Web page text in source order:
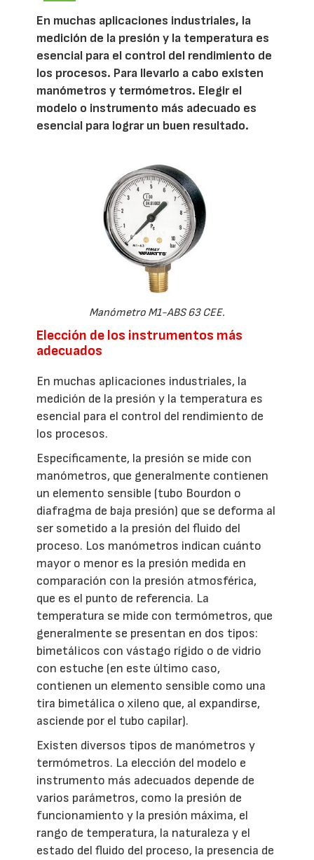
En muchas aplicaciones industriales, la
medición de la presión y la temperatura es
esencial para el control del rendimiento de
los procesos. Para llevarlo a cabo existen
manómetros y termómetros. Elegir el
modelo o instrumento más adecuado es
esencial para lograr un buen resultado.
Manómetro M1-ABS 63 CEE.
Elección de los instrumentos más
adecuados
En muchas aplicaciones industriales, la
medición de la presión y la temperatura es
esencial para el control del rendimiento de
los procesos.
Específicamente, la presión se mide con
manómetros, que generalmente contienen
un elemento sensible (tubo Bourdon o
diafragma de baja presión) que se deforma al
ser sometido a la presión del fluido del
proceso. Los manómetros indican cuánto
mayor o menor es la presión medida en
comparación con la presión atmosférica,
que es el punto de referencia. La
temperatura se mide con termómetros, que
generalmente se presentan en dos tipos:
bimetálicos con vástago rígido o de vidrio
con estuche (en este último caso,
contienen un elemento sensible como una
tira bimetálica o xileno que, al expandirse,
asciende por el tubo capilar).
Existen diversos tipos de manómetros y
termómetros. La elección del modelo e
instrumento más adecuados depende de
varios parámetros, como la presión de
funcionamiento y la presión máxima, el
rango de temperatura, la naturaleza y el
estado del fluido del proceso, la presencia de